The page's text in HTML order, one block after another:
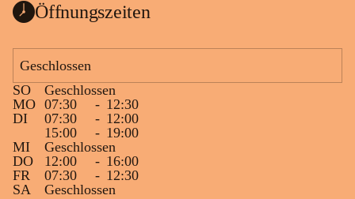
Öffnungszeiten
Geschlossen
SO
Geschlossen
MO 07:30 - 12:30
DI
07:30 - 12:00
15:00
- 19:00
MI
Geschlossen
DO
12:00 - 16:00
FR
07:30 - 12:30
SA
Geschlossen